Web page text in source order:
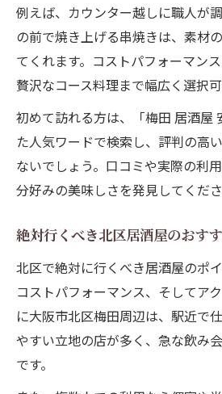
例えば、カウンター越しに職人が
の前で焼き上げる串焼きは、素材
てくれます。コストパフォーマン
贅沢なコース料理まで幅広く選択可
初めて訪れる方は、「梅田 居酒屋
た人気ワードで検索し、評判の高
ないでしょう。口コミや実際の利
分好みの美味しさを発見してくださ
絶対行くべき北区居酒屋のおす
北区で絶対に行くべき居酒屋のポ
コストパフォーマンス、そしてア
に大阪市北区梅田周辺は、駅近で
やすい立地の店が多く、急な飲み
です。